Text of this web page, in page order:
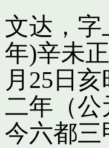
文达，字
年)辛未
月25日
二年（公
今六都